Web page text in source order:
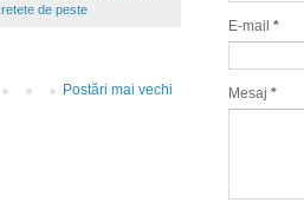
retete de peste
Postări mai vechi
E-mail *
Mesaj *